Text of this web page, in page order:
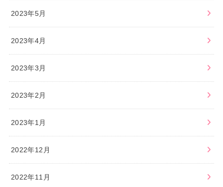
2023年5月
2023年4月
2023年3月
2023年2月
2023年1月
2022年12月
2022年11月